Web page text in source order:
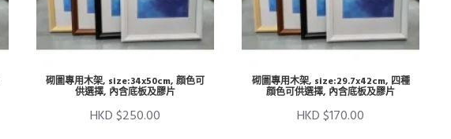
砌圖專用木架, size:34x50cm, 顔色可
供選擇, 內含底板及膠片
HKD $250.00
砌圖專用木架, size:29.7x42cm, 四種
顔色可供選擇, 內含底板及膠片
HKD $170.00